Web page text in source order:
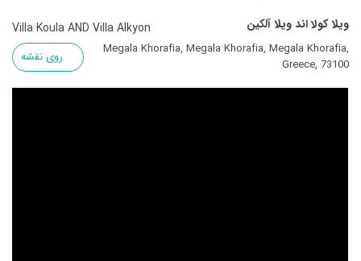
ویلا کولا اند ویلا آلکین Villa Koula AND Villa Alkyon
Megala Khorafia, Megala Khorafia, Megala Khorafia,
Greece, 73100
روی نقشه